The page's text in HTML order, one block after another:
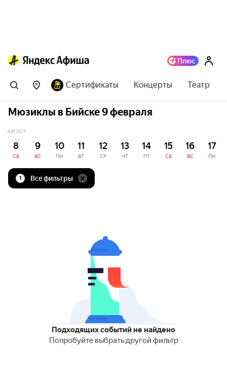
Сертификаты Концерты Театр
Мюзиклы в Бийске 9 февраля
АВГУСТ
8
СБ
9
ВС
10
ПН
11
ВТ
12
СР
13
ЧТ
14
ПТ
15
СБ
16
ВС
17
ПН
1 Все фильтры
Подходящих событий не найдено
Попробуйте выбрать другой фильтр